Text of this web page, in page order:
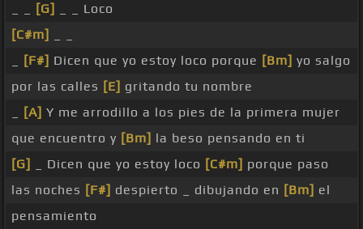
[G]
_ _ Loco
[C#m]
[F#] Dicen que yo estoy loco porque [Bm] yo salgo
por las calles [E] gritando tu nombre
[A] Y me arrodillo a los pies de la primera mujer
que encuentro y [Bm] la beso pensando en ti
[G]
_ Dicen que yo estoy loco [C#m] porque paso
las noches [F#] despierto _ dibujando en [Bm] el
pensamiento